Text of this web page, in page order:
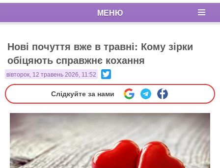
МЕНЮ
Нові почуття вже в травні: Кому зірки
обіцяють справжнє кохання
вівторок, 12 травень 2026, 11:52
Слідкуйте за нами